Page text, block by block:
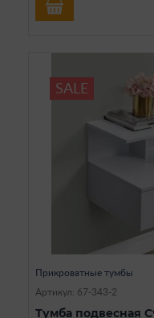
SALE
Прикроватные тумбы
Артикул: 67-343-2
Тумба подвесная